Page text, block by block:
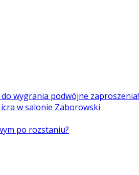
wygrania podwójne zaproszenia!
w salonie Zaborowski
po rozstaniu?